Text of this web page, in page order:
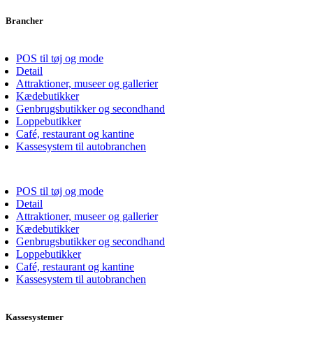
Brancher
POS til tøj og mode
Detail
Attraktioner, museer og gallerier
Kædebutikker
Genbrugsbutikker og secondhand
Loppebutikker
Café, restaurant og kantine
Kassesystem til autobranchen
POS til tøj og mode
Detail
Attraktioner, museer og gallerier
Kædebutikker
Genbrugsbutikker og secondhand
Loppebutikker
Café, restaurant og kantine
Kassesystem til autobranchen
Kassesystemer